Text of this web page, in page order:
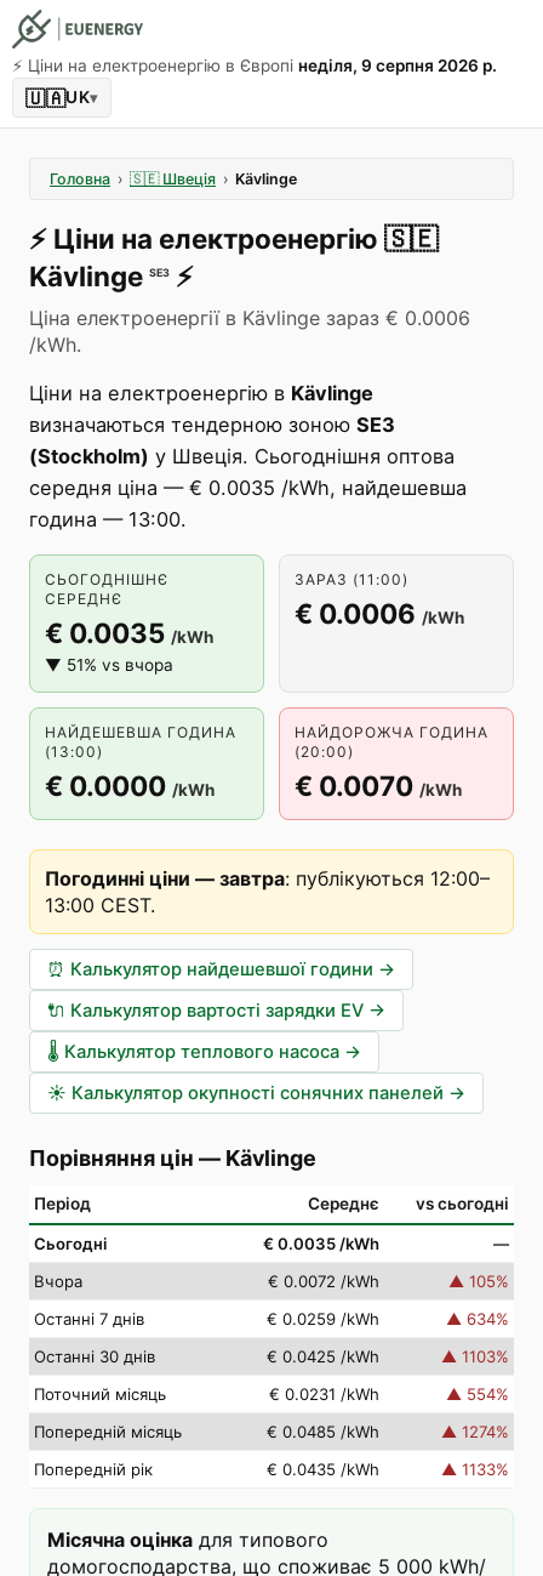
⚡️ Ціни на електроенергію в Європі неділя, 9 серпня 2026 р.
🇺🇦UK▾
Головна › 🇸🇪 Швеція › Kävlinge
⚡️ Ціни на електроенергію 🇸🇪
Kävlinge SE3 ⚡️
Ціна електроенергії в Kävlinge зараз € 0.0006
/kWh.
Ціни на електроенергію в Kävlinge
визначаються тендерною зоною SE3
(Stockholm) у Швеція. Сьогоднішня оптова
середня ціна — € 0.0035 /kWh, найдешевша
година — 13:00.
СЬОГОДНІШНЄ
СЕРЕДНЄ
€ 0.0035 /kWh
▼ 51% vs вчора
ЗАРАЗ (11:00)
€ 0.0006 /kWh
НАЙДЕШЕВША ГОДИНА
(13:00)
€ 0.0000 /kWh
НАЙДОРОЖЧА ГОДИНА
(20:00)
€ 0.0070 /kWh
Погодинні ціни — завтра: публікуються 12:00–
13:00 CEST.
⏰ Калькулятор найдешевшої години →
🔌 Калькулятор вартості зарядки EV →
🌡️ Калькулятор теплового насоса →
☀️ Калькулятор окупності сонячних панелей →
Порівняння цін — Kävlinge
Період Середнє vs сьогодні
Сьогодні € 0.0035 /kWh
—
Вчора
€ 0.0072 /kWh ▲ 105%
Останні 7 днів
€ 0.0259 /kWh ▲ 634%
Останні 30 днів
€ 0.0425 /kWh ▲ 1103%
Поточний місяць
€ 0.0231 /kWh ▲ 554%
Попередній місяць
€ 0.0485 /kWh ▲ 1274%
Попередній рік
€ 0.0435 /kWh ▲ 1133%
Місячна оцінка для типового
домогосподарства, що споживає 5 000 kWh/